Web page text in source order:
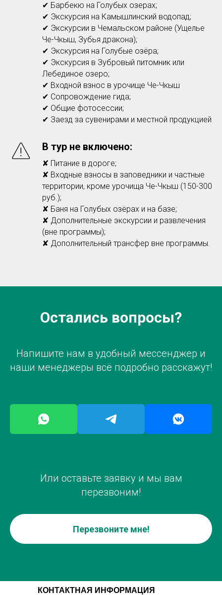
✔ Барбекю на Голубых озерах;
✔ Экскурсия на Камышлинский водопад;
✔ Экскурсии в Чемальском районе (Ущелье
Че-Чкыш, Зубья дракона);
✔ Экскурсия на Голубые озёра;
✔ Экскурсия в Зубровый питомник или
Лебединое озеро;
✔ Входной взнос в урочище Че-Чкыш
✔ Сопровождение гида;
✔ Общие фотосессии;
✔ Заезд за сувенирами и местной продукцией
В тур не включено:
✘ Питание в дороге;
✘ Входные взносы в заповедники и частные
территории, кроме урочища Че-Чкыш (150-300
руб.);
✘ Баня на Голубых озёрах и на базе;
✘ Дополнительные экскурсии и развлечения
(вне программы);
✘ Дополнительный трансфер вне программы.
Остались вопросы?
Напишите нам в удобный мессенджер и
наши менеджеры всё подробно расскажут!
Или оставьте заявку и мы вам
перезвоним!
Перезвоните мне!
КОНТАКТНАЯ ИНФОРМАЦИЯ